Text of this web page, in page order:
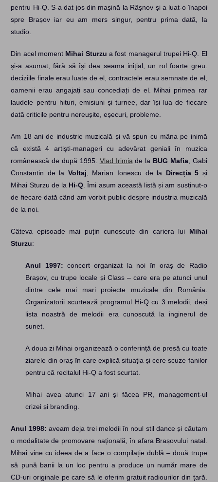
pentru Hi-Q. S-a dat jos din mașină la Râșnov și a luat-o înapoi
spre Brașov iar eu am mers singur, pentru prima dată, la
studio.
Din acel moment Mihai Sturzu a fost managerul trupei Hi-Q. El
și-a asumat, fără să își dea seama inițial, un rol foarte greu:
deciziile finale erau luate de el, contractele erau semnate de el,
oamenii erau angajați sau concediați de el. Mihai primea rar
laudele pentru hituri, emisiuni și turnee, dar își lua de fiecare
dată criticile pentru nereușite, eșecuri, probleme.
Am 18 ani de industrie muzicală și vă spun cu mâna pe inimă
că există 4 artiști-manageri cu adevărat geniali în muzica
românească de după 1995: Vlad Irimia de la BUG Mafia, Gabi
Constantin de la Voltaj , Marian Ionescu de la Direcția 5 și
Mihai Sturzu de la Hi-Q . Îmi asum această listă și am susținut-o
de fiecare dată când am vorbit public despre industria muzicală
de la noi.
Câteva episoade mai puțin cunoscute din cariera lui Mihai
Sturzu:
Anul 1997: concert organizat la noi în oraș de Radio
Brașov, cu trupe locale și Class – care era pe atunci unul
dintre cele mai mari proiecte muzicale din România.
Organizatorii scurtează programul Hi-Q cu 3 melodii, deși
lista noastră de melodii era cunoscută la inginerul de
sunet.
A doua zi Mihai organizează o conferință de presă cu toate
ziarele din oraș în care explică situația și cere scuze fanilor
pentru că recitalul Hi-Q a fost scurtat.
Mihai avea atunci 17 ani și făcea PR, management-ul
crizei și branding.
Anul 1998: aveam deja trei melodii în noul stil dance și căutam
o modalitate de promovare națională, în afara Brașovului natal.
Mihai vine cu ideea de a face o compilație dublă – două trupe
să pună banii la un loc pentru a produce un număr mare de
CD-uri originale pe care să le oferim gratuit radiourilor din țară.